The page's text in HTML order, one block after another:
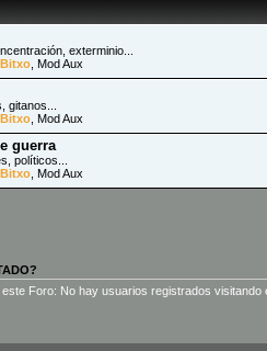
exterminio...
Bitxo Mod Aux
gitanos...
Bitxo Mod Aux
guerra
políticos...
Bitxo Mod Aux
Foro: No hay usuarios registrados visitando